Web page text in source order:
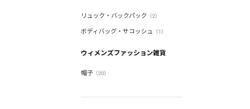
リュック・バックパック （2）
ボディバッグ・サコッシュ （1）
ウィメンズファッション雑貨
帽子 （20）